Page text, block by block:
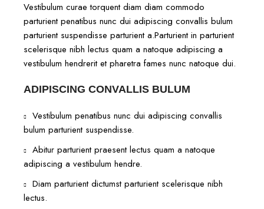
Vestibulum curae torquent diam diam commodo
parturient penatibus nunc dui adipiscing convallis bulum
parturient suspendisse parturient a.Parturient in parturient
scelerisque nibh lectus quam a natoque adipiscing a
vestibulum hendrerit et pharetra fames nunc natoque dui.
ADIPISCING CONVALLIS BULUM
Vestibulum penatibus nunc dui adipiscing convallis
bulum parturient suspendisse.
Abitur parturient praesent lectus quam a natoque
adipiscing a vestibulum hendre.
Diam parturient dictumst parturient scelerisque nibh
lectus.